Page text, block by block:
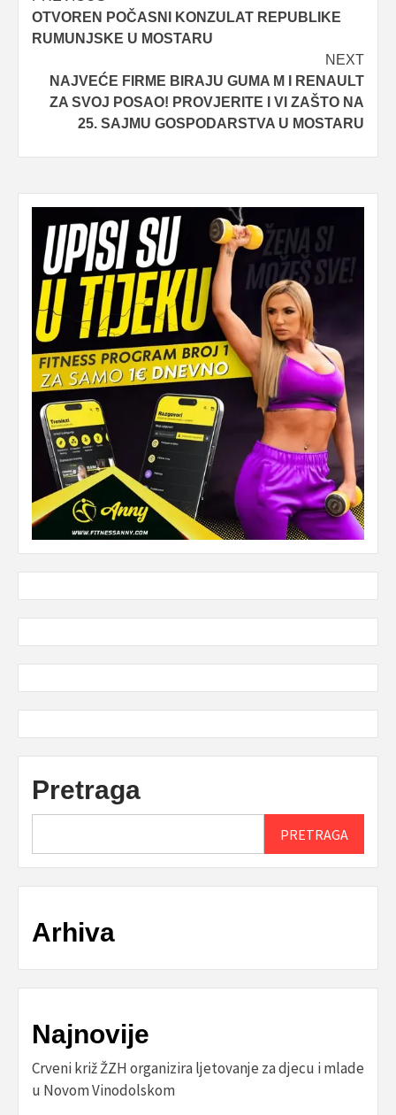
navigation
OTVOREN POČASNI KONZULAT REPUBLIKE
RUMUNJSKE U MOSTARU
NEXT
NAJVEĆE FIRME BIRAJU GUMA M I RENAULT
ZA SVOJ POSAO! PROVJERITE I VI ZAŠTO NA
25. SAJMU GOSPODARSTVA U MOSTARU
Pretraga
PRETRAGA
Arhiva
Najnovije
Crveni križ ŽZH organizira ljetovanje za djecu i mlade
u Novom Vinodolskom